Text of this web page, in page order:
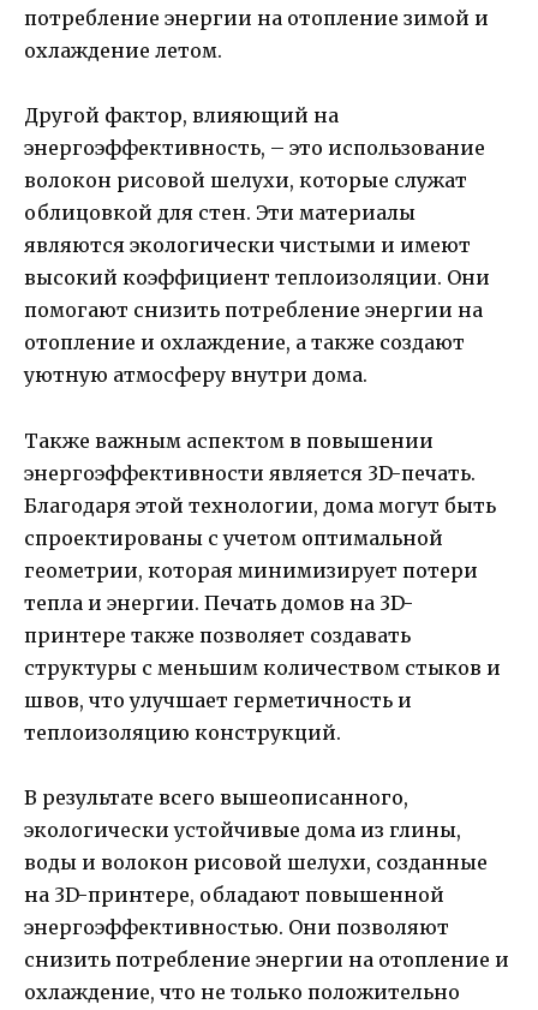
потребление энергии на отопление зимой и
охлаждение летом.
Другой фактор, влияющий на
энергоэффективность, – это использование
волокон рисовой шелухи, которые служат
облицовкой для стен. Эти материалы
являются экологически чистыми и имеют
высокий коэффициент теплоизоляции. Они
помогают снизить потребление энергии на
отопление и охлаждение, а также создают
уютную атмосферу внутри дома.
Также важным аспектом в повышении
энергоэффективности является 3D-печать.
Благодаря этой технологии, дома могут быть
спроектированы с учетом оптимальной
геометрии, которая минимизирует потери
тепла и энергии. Печать домов на 3D-
принтере также позволяет создавать
структуры с меньшим количеством стыков и
швов, что улучшает герметичность и
теплоизоляцию конструкций.
В результате всего вышеописанного,
экологически устойчивые дома из глины,
воды и волокон рисовой шелухи, созданные
на 3D-принтере, обладают повышенной
энергоэффективностью. Они позволяют
снизить потребление энергии на отопление и
охлаждение, что не только положительно